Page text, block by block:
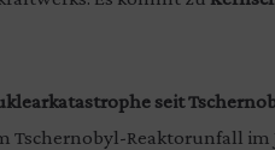
seit
Tschernobyl-Reaktorunfall im